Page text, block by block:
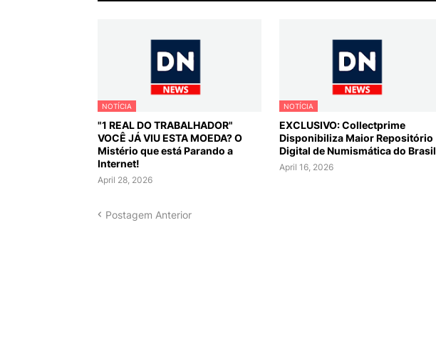
NOTÍCIA
"1 REAL DO TRABALHADOR"
VOCÊ JÁ VIU ESTA MOEDA? O
Mistério que está Parando a
Internet!
April 28, 2026
NOTÍCIA
EXCLUSIVO: Collectprime
Disponibiliza Maior Repositório
Digital de Numismática do Brasil
April 16, 2026
Postagem Anterior